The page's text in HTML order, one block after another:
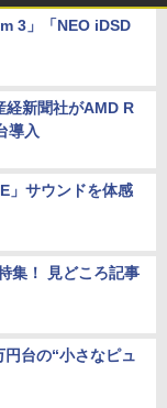
3」「NEO iDSD
経新聞社がAMD R
導入
」サウンドを体感
集！ 見どころ記事
台の“小さなピュ